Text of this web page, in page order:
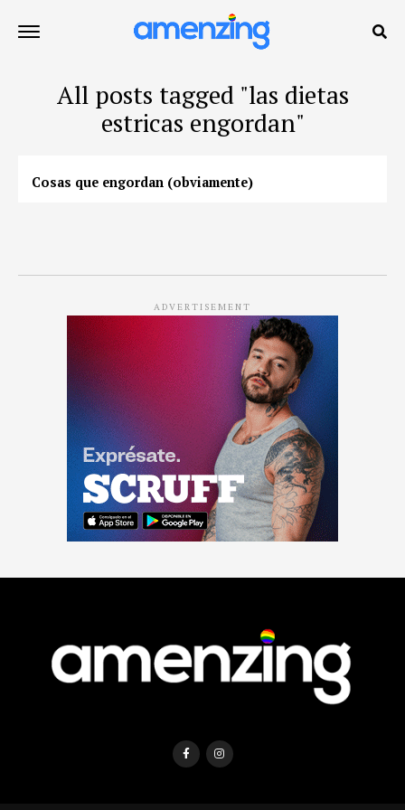
All posts tagged "las dietas
estricas engordan"
Cosas que engordan (obviamente)
ADVERTISEMENT